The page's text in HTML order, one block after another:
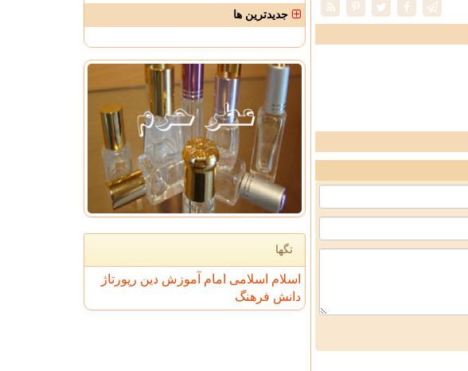
جدیدترین ها
تگها
اسلام اسلامی امام آموزش دین رپورتاژ
دانش فرهنگ